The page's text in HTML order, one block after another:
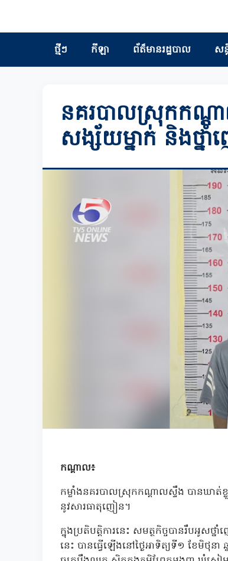
ថ្មីៗ កីឡា ព័ត៏មានរដ្ឋបាល ស
នគរបាលស្រុកកណ្ដ
សង្ស័យម្នាក់ និងថ្ន
កណ្ដាល៖
កម្លាំងនគរបាលស្រុកកណ្ដាលស្ទឹង បានឃា
នូវសារធាតុញៀន។
ក្នុងប្រតិបត្តិការនេះ សមត្ថកិច្ចបានរឹបអូស
នេះ បានធ្វើឡើងនៅថ្ងៃអាទិត្យទី១ ខែមិ